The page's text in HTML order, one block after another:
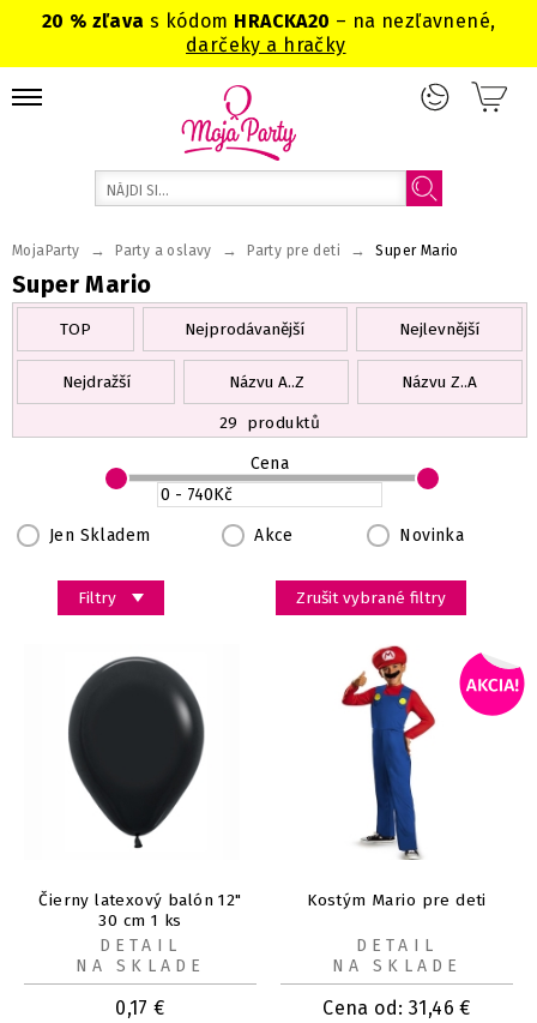
20 % zľavas kódom HRACKA20 – na nezľavnené,
darčeky a hračky
Super Mario
MojaParty → Party a oslavy → Party pre deti → Super Mario
TOP Nejprodávanější Nejlevnější
Nejdražší Názvu A..Z
Názvu Z..A
29 produktů
Filtry
Jen Skladem Akce Novinka
Cena
Zrušit vybrané filtry
Čierny latexový balón 12"
30 cm 1 ks
0,17 €
DETAIL
NA SKLADE
Kostým Mario pre deti
Cena od: 31,46 €
DETAIL
NA SKLADE